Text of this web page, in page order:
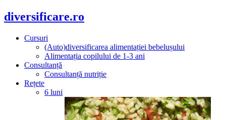
diversificare.ro
Cursuri
(Auto)diversificarea alimentației bebelușului
Alimentația copilului de 1-3 ani
Consultanță
Consultanță nutriție
Rețete
6 luni